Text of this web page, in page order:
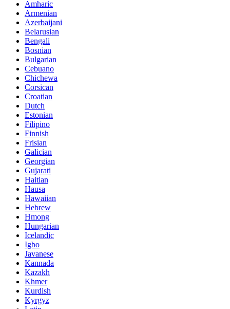
Amharic
Armenian
Azerbaijani
Belarusian
Bengali
Bosnian
Bulgarian
Cebuano
Chichewa
Corsican
Croatian
Dutch
Estonian
Filipino
Finnish
Frisian
Galician
Georgian
Gujarati
Haitian
Hausa
Hawaiian
Hebrew
Hmong
Hungarian
Icelandic
Igbo
Javanese
Kannada
Kazakh
Khmer
Kurdish
Kyrgyz